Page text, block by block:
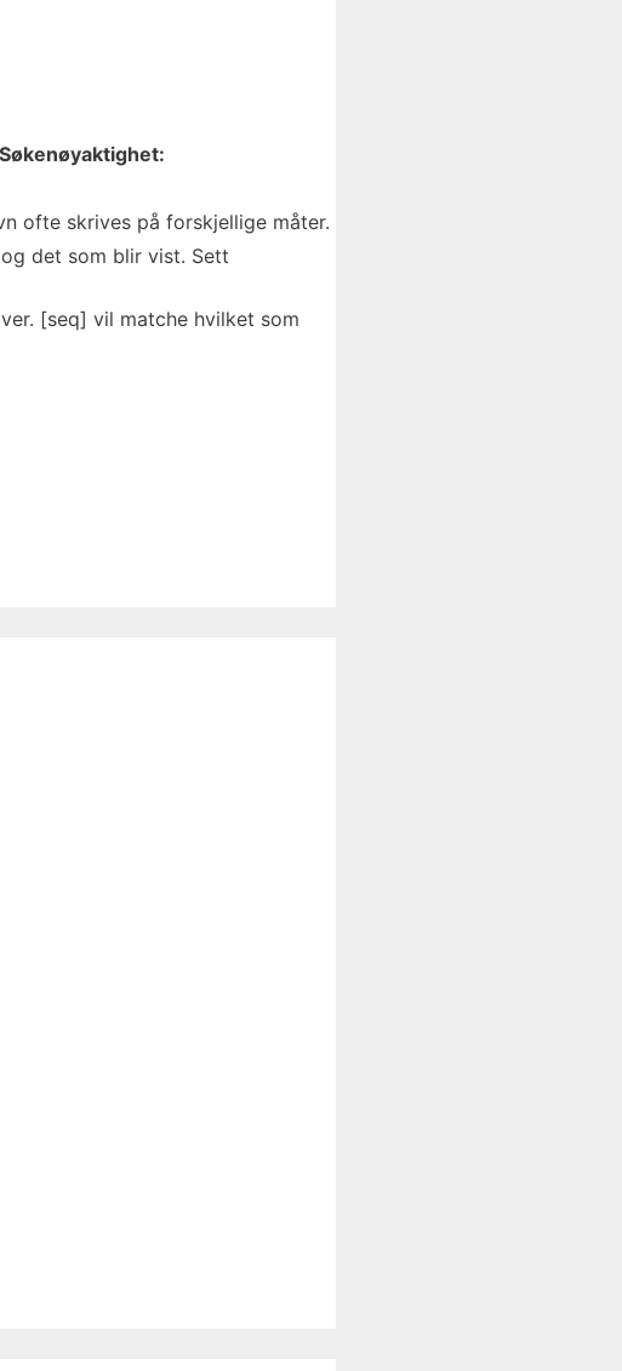
Søkenøyaktighet:
ofte skrives på forskjellige måter.
det som blir vist. Sett
[seq] vil matche hvilket som